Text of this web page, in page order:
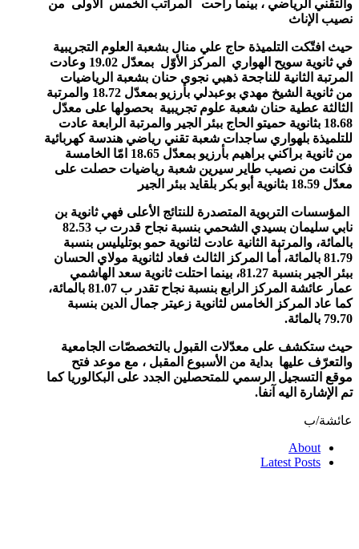
والتقني الرياضي ، بينما راحت المراتب الخمس الأولى من
نصيب الإناث
حيث افتّكت التلميذة حاج علي منال بشعبة العلوم التجريبية
في ثانوية سويح الهواري المركز الأوّل بمعدّل 19.02 وعادت
المرتبة الثانية للناجحة ذهبي نجوى حنان بشعبة الرياضيات
من ثانوية الشيخ مهدي بوعبدلي بأرزيو بمعدّل 18.72 والمرتبة
الثالثة عطية حنان شعبة علوم تجريبية بحصولها على معدّل
18.68 بثانوية حميتو الحاج ببئر الجير والمرتبة الرابعة عادت
للتلميذة بلهواري ساجدات شعبة تقني رياضي هندسة كهربائية
من ثانوية براكني براهيم بأرزيو بمعدّل 18.65 امّا الخامسة
فكانت من نصيب طاير سيرين شعبة رياضيات حصلت على
معدّل 18.59 بثانوية أبو بكر بلقايد ببئر الجير
المؤسسات التربوية المتصدرة للنتائج الأعلى فهي ثانوية بن
نابي سليمان بسيدي الشحمي بنسبة نجاح قدرت ب 82.53
بالمائة، والمرتبة الثانية عادت لثانوية حمو بوتليليس بنسبة
81.79 بالمائة، أما المركز الثالث فعاد لثانوية مولاي الحسان
ببئر الجير بنسبة 81.27، بينما احتلت ثانوية سعد الهاشمي
عمار عائشة المركز الرابع بنسبة نجاح تقدر ب 81.07 بالمائة،
كما عاد المركز الخامس لثانوية زعيتر جمال الدين بنسبة
79.70 بالمائة.
حيث ستكشف على معدّلات القبول بالتخصصّات الجامعية
والتعرّف عليها بداية من الأسبوع المقبل ، مع موعد فتح
موقع التسجيل الرسمي للمتحصلين الجدد على البكالوريا كما
تم الإشارة اليه آنفا.
عائشة/ب
About
Latest Posts